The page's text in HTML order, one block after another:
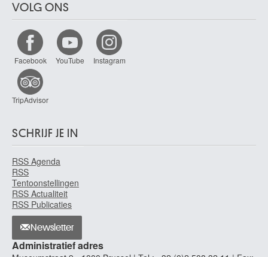
VOLG ONS
Facebook YouTube Instagram
TripAdvisor
SCHRIJF JE IN
RSS Agenda
RSS
Tentoonstellingen
RSS Actualiteit
RSS Publicaties
Newsletter
Administratief adres